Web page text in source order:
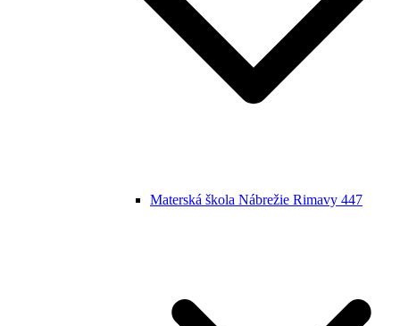
Materská škola Nábrežie Rimavy 447